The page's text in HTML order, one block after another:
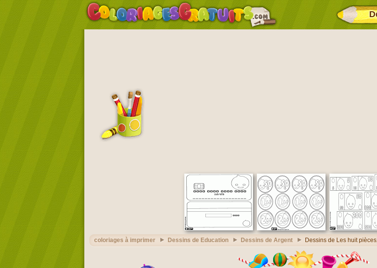
coloriages à imprimer Dessins de Education Dessins de Argent Dessins de Les huit